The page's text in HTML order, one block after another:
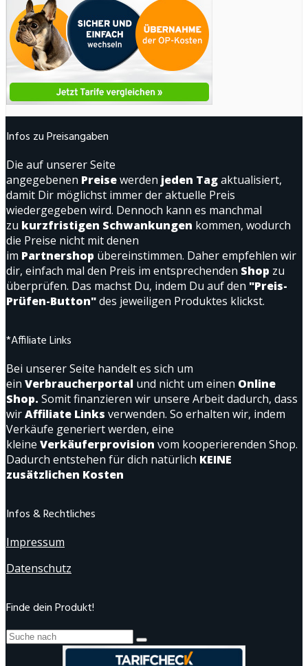
Infos zu Preisangaben
Die auf unserer Seite
angegebenen Preisewerden jeden Tagaktualisiert,
damit Dir möglichst immer der aktuelle Preis
wiedergegeben wird. Dennoch kann es manchmal
zu kurzfristigen Schwankungen kommen, wodurch
die Preise nicht mit denen
im Partnershop übereinstimmen. Daher empfehlen wir
dir, einfach mal den Preis im entsprechenden Shop zu
überprüfen. Das machst Du, indem Du auf den "Preis-
Prüfen-Button"des jeweiligen Produktes klickst.
*Affiliate Links
Bei unserer Seite handelt es sich um
ein Verbraucherportal und nicht um einen Online
Shop. Somit finanzieren wir unsere Arbeit dadurch, dass
wirAffiliate Links verwenden. So erhalten wir, indem
Verkäufe generiert werden, eine
kleine Verkäuferprovision vom kooperierenden Shop.
Dadurch entstehen für dich natürlich KEINE
zusätzlichen Kosten
Infos & Rechtliches
Impressum
Datenschutz
Finde dein Produkt!